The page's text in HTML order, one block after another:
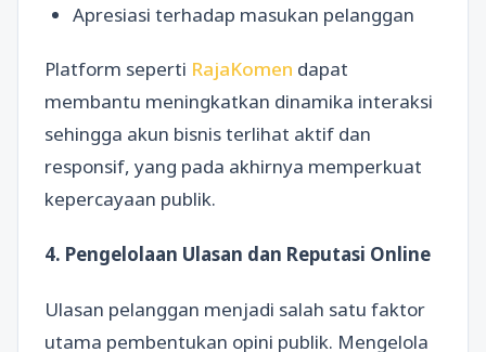
Apresiasi terhadap masukan pelanggan
Platform seperti RajaKomen dapat
membantu meningkatkan dinamika interaksi
sehingga akun bisnis terlihat aktif dan
responsif, yang pada akhirnya memperkuat
kepercayaan publik.
4. Pengelolaan Ulasan dan Reputasi Online
Ulasan pelanggan menjadi salah satu faktor
utama pembentukan opini publik. Mengelola